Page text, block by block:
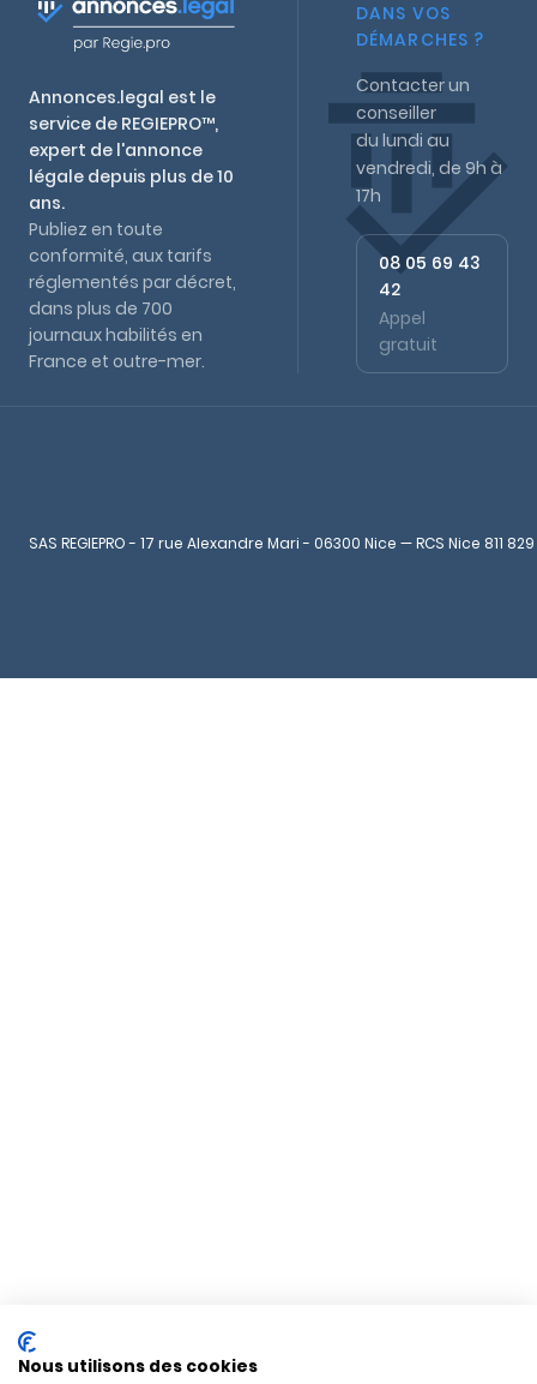
Annonces.legal est le
service de REGIEPRO™,
expert de l'annonce
légale depuis plus de 10
ans.
Publiez en toute
conformité, aux tarifs
réglementés par décret,
dans plus de 700
journaux habilités en
France et outre-mer.
DANS VOS
DÉMARCHES ?
Contacter un
conseiller
du lundi au
vendredi, de 9h à
17h
08 05 69 43
42
Appel
gratuit
SAS REGIEPRO - 17 rue Alexandre Mari - 06300 Nice — RCS Nice 811
Nous utilisons des cookies